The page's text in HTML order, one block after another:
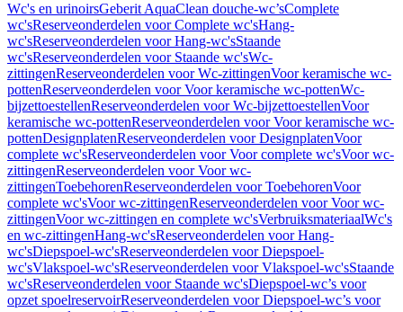
Wc's en urinoirsGeberit AquaClean douche-wc’sComplete
wc'sReserveonderdelen voor Complete wc'sHang-
wc'sReserveonderdelen voor Hang-wc'sStaande
wc'sReserveonderdelen voor Staande wc'sWc-
zittingenReserveonderdelen voor Wc-zittingenVoor keramische wc-
pottenReserveonderdelen voor Voor keramische wc-pottenWc-
bijzettoestellenReserveonderdelen voor Wc-bijzettoestellenVoor
keramische wc-pottenReserveonderdelen voor Voor keramische wc-
pottenDesignplatenReserveonderdelen voor DesignplatenVoor
complete wc'sReserveonderdelen voor Voor complete wc'sVoor wc-
zittingenReserveonderdelen voor Voor wc-
zittingenToebehorenReserveonderdelen voor ToebehorenVoor
complete wc'sVoor wc-zittingenReserveonderdelen voor Voor wc-
zittingenVoor wc-zittingen en complete wc'sVerbruiksmateriaalWc's
en wc-zittingenHang-wc'sReserveonderdelen voor Hang-
wc'sDiepspoel-wc'sReserveonderdelen voor Diepspoel-
wc'sVlakspoel-wc'sReserveonderdelen voor Vlakspoel-wc'sStaande
wc'sReserveonderdelen voor Staande wc'sDiepspoel-wc’s voor
opzet spoelreservoirReserveonderdelen voor Diepspoel-wc’s voor